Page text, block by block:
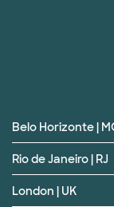
Belo Horizonte |
Rio de Janeiro | RJ
London | UK